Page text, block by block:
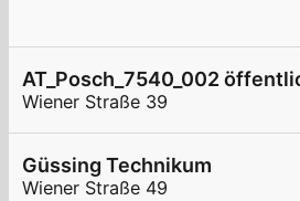
AT_Posch_7540_002
Wiener Straße 39
Güssing Technikum
Wiener Straße 49